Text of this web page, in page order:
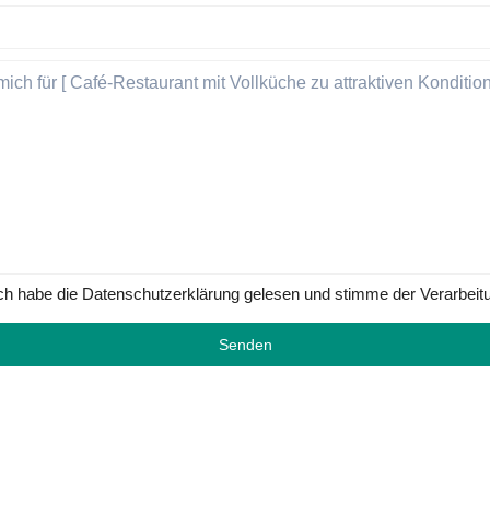
habe die Datenschutzerklärung gelesen und stimme der